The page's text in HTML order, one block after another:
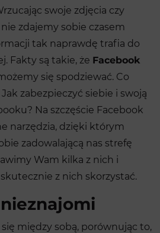
swoje zdjęcia czy
zdajemy sobie czasem
tak naprawdę trafia do
Fakty są takie, że Facebook
się spodziewać. Co
zabezpieczyć siebie i swoją
Na szczęście Facebook
narzędzia, dzięki którym
zadowalającą nas strefę
Wam kilka z nich i
z nich skorzystać.
między sobą, porównując to,